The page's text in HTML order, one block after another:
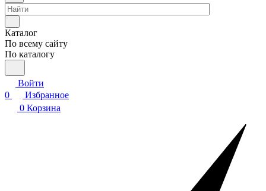
Каталог
По всему сайту
По каталогу
Войти
0
Избранное
0 Корзина